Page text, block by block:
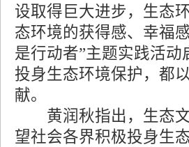
设取得巨大进步，生态
态环境的获得感、幸福
是行动者”主题实践活
投身生态环境保护，都
献。
黄润秋指出，生态文
望社会各界积极投身生